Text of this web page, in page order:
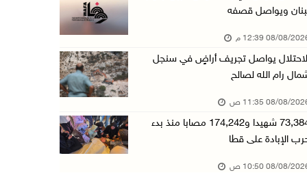
قوات الاحتلال تجري تحقيقات ميدانية مع عشرات ا ...
تقرير: خطاب الكراهية والتحريض يتصاعد في أوساط ...
الاحتلال ينصب حاجزا عسكريا في نعلين غرب رام ا ...
ويواصل قصفه
08/2026 12:39 م
يواصل تجريف أراضٍ في سنجل
رام الله لصالح
08/2026 11:35 ص
73,384 شهيدا و174,242 مصابا منذ بدء
الإبادة على قطا
08/2026 10:50 ص